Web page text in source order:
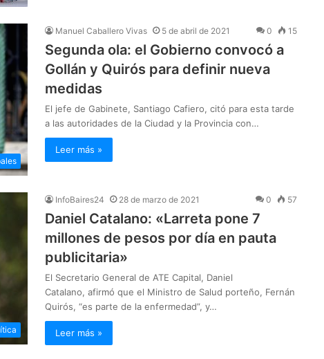
Manuel Caballero Vivas 5 de abril de 2021 0 15
Segunda ola: el Gobierno convocó a
Gollán y Quirós para definir nueva
medidas
El jefe de Gabinete, Santiago Cafiero, citó para esta tarde
a las autoridades de la Ciudad y la Provincia con…
Leer más »
InfoBaires24 28 de marzo de 2021 0 57
Daniel Catalano: «Larreta pone 7
millones de pesos por día en pauta
publicitaria»
El Secretario General de ATE Capital, Daniel
Catalano, afirmó que el Ministro de Salud porteño, Fernán
Quirós, “es parte de la enfermedad”, y…
Leer más »